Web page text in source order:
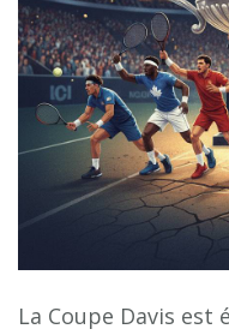
La Coupe Davis est